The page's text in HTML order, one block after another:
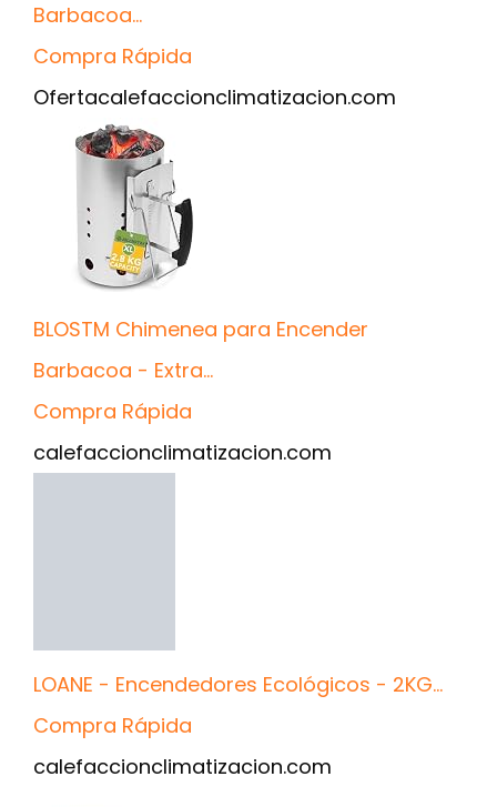
Barbacoa...
Compra Rápida
Ofertacalefaccionclimatizacion.com
BLOSTM Chimenea para Encender
Barbacoa - Extra...
Compra Rápida
calefaccionclimatizacion.com
LOANE - Encendedores Ecológicos - 2KG...
Compra Rápida
calefaccionclimatizacion.com